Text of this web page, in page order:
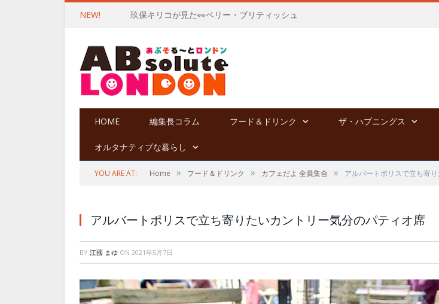
NEW! 玖保キリコが見た👀ベリー・ブリティッシュ
HOME 編集長コラム フード＆ドリンク ザ・ハプニングス
オルタナティブな暮らし
YOU ARE AT: Home » フード＆ドリンク » カフェだよ 全員集合 » アルバートポリスで立ち寄
アルバートポリスで立ち寄りたいカントリー気分のパティオ席
BY 江國 まゆ ON 2021年5月7日